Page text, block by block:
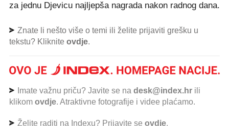
za jednu Djevicu najljepša nagrada nakon radnog dana.
Znate li nešto više o temi ili želite prijaviti grešku u
tekstu? Kliknite ovdje.
Imate važnu priču? Javite se na desk@index.hr ili
klikom ovdje. Atraktivne fotografije i videe plaćamo.
Želite raditi na Indexu? Prijavite se ovdje.